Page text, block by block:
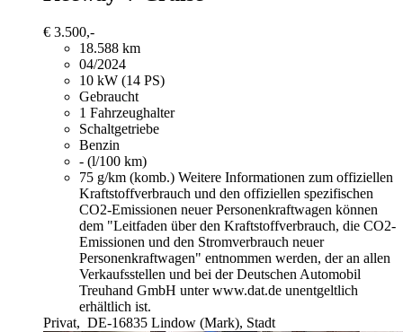
€ 3.500,-
18.588 km
04/2024
10 kW (14 PS)
Gebraucht
1 Fahrzeughalter
Schaltgetriebe
Benzin
- (l/100 km)
75 g/km (komb.) Weitere Informationen zum offiziellen
Kraftstoffverbrauch und den offiziellen spezifischen
CO2-Emissionen neuer Personenkraftwagen können
dem "Leitfaden über den Kraftstoffverbrauch, die CO2-
Emissionen und den Stromverbrauch neuer
Personenkraftwagen" entnommen werden, der an allen
Verkaufsstellen und bei der Deutschen Automobil
Treuhand GmbH unter www.dat.de unentgeltlich
erhältlich ist.
Privat, DE-16835 Lindow (Mark), Stadt